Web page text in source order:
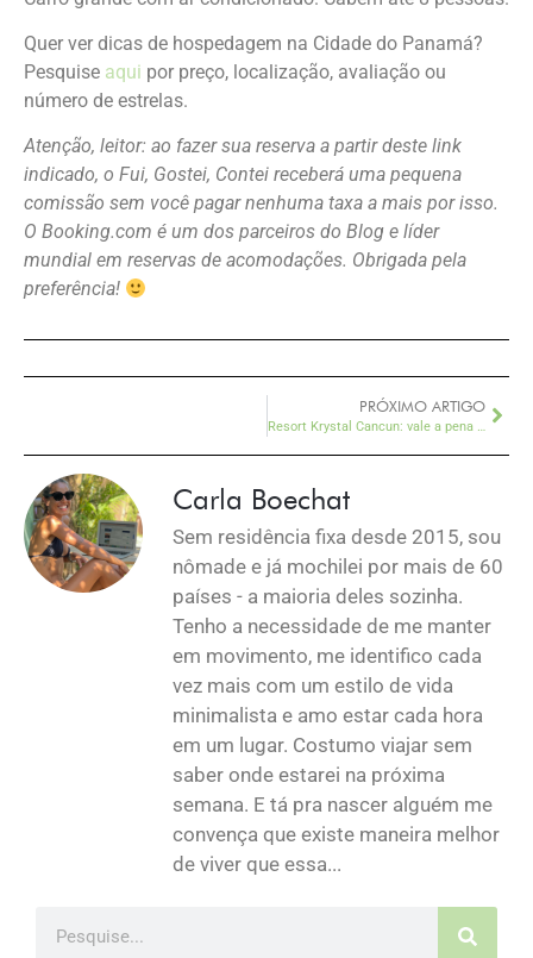
Quer ver dicas de hospedagem na Cidade do Panamá?
Pesquise aqui por preço, localização, avaliação ou
número de estrelas.
Atenção, leitor: ao fazer sua reserva a partir deste link
indicado, o Fui, Gostei, Contei receberá uma pequena
comissão sem você pagar nenhuma taxa a mais por isso.
O Booking.com é um dos parceiros do Blog e líder
mundial em reservas de acomodações. Obrigada pela
preferência!
PRÓXIMO ARTIGO
Resort Krystal Cancun: vale a pena all inclusive?
Carla Boechat
Sem residência fixa desde 2015, sou
nômade e já mochilei por mais de 60
países - a maioria deles sozinha.
Tenho a necessidade de me manter
em movimento, me identifico cada
vez mais com um estilo de vida
minimalista e amo estar cada hora
em um lugar. Costumo viajar sem
saber onde estarei na próxima
semana. E tá pra nascer alguém me
convença que existe maneira melhor
de viver que essa...